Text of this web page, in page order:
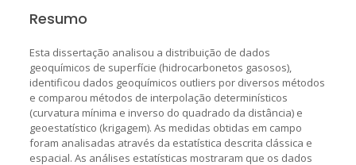
Resumo
Esta dissertação analisou a distribuição de dados
geoquímicos de superfície (hidrocarbonetos gasosos),
identificou dados geoquímicos outliers por diversos métodos
e comparou métodos de interpolação determinísticos
(curvatura mínima e inverso do quadrado da distância) e
geoestatístico (krigagem). As medidas obtidas em campo
foram analisadas através da estatística descrita clássica e
espacial. As análises estatísticas mostraram que os dados